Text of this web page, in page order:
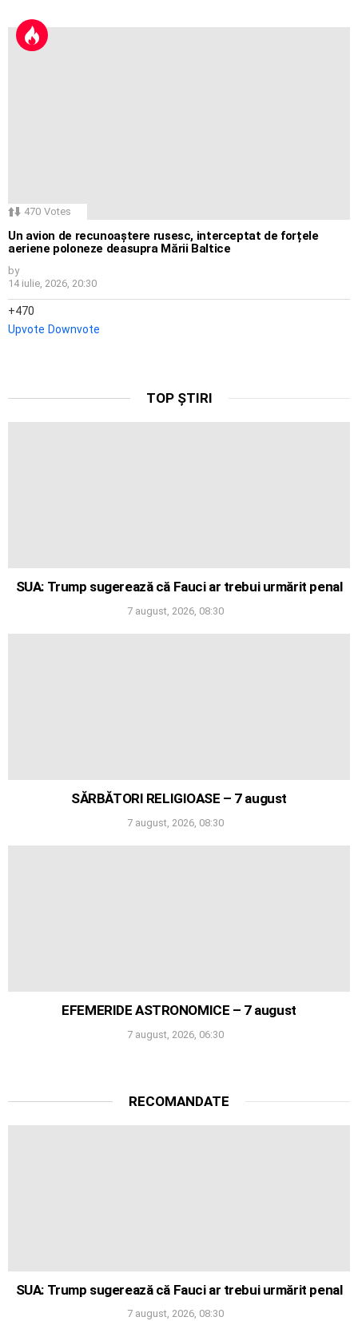
470 Votes
Un avion de recunoaștere rusesc, interceptat de forțele
aeriene poloneze deasupra Mării Baltice
by
14 iulie, 2026, 20:30
470
Upvote Downvote
TOP ȘTIRI
SUA: Trump sugerează că Fauci ar trebui urmărit penal
7 august, 2026, 08:30
SĂRBĂTORI RELIGIOASE – 7 august
7 august, 2026, 08:30
EFEMERIDE ASTRONOMICE – 7 august
7 august, 2026, 06:30
RECOMANDATE
SUA: Trump sugerează că Fauci ar trebui urmărit penal
7 august, 2026, 08:30